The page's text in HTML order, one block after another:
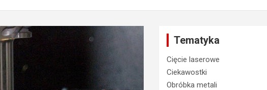
Tematyka
Cięcie laserowe
Ciekawostki
Obróbka metali